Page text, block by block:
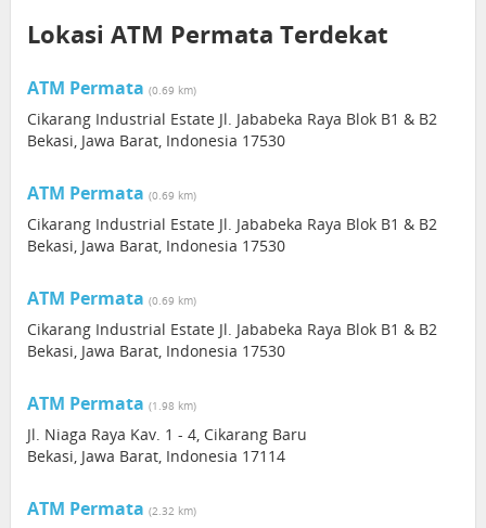
Lokasi ATM Permata Terdekat
ATM Permata (0.69 km)
Cikarang Industrial Estate Jl. Jababeka Raya Blok B1 & B2
Bekasi, Jawa Barat, Indonesia 17530
ATM Permata (0.69 km)
Cikarang Industrial Estate Jl. Jababeka Raya Blok B1 & B2
Bekasi, Jawa Barat, Indonesia 17530
ATM Permata (0.69 km)
Cikarang Industrial Estate Jl. Jababeka Raya Blok B1 & B2
Bekasi, Jawa Barat, Indonesia 17530
ATM Permata (1.98 km)
Jl. Niaga Raya Kav. 1 - 4, Cikarang Baru
Bekasi, Jawa Barat, Indonesia 17114
ATM Permata (2.32 km)